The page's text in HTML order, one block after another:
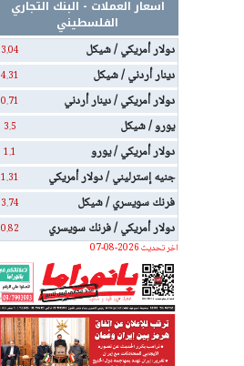
اسعار العملات - البنك التجاري
الفلسطيني
دولار أمريكي / شيكل
3.04
دينار أردني / شيكل 4.31
دولار أمريكي / دينار أردني 0.71
يورو / شيكل 3.5
دولار أمريكي / يورو 1.1
جنيه إسترليني / دولار أمريكي 1.31
فرنك سويسري / شيكل 3.74
دولار أمريكي / فرنك سويسري
0.82
اخر تحديث 2026-08-07